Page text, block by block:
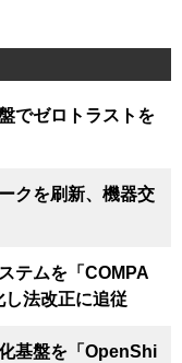
でゼロトラストを
クを刷新、機器交
テムを「COMPA
法改正に追従
基盤を「OpenShi